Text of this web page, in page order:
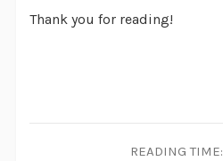
Thank you for reading!
READING TIME: